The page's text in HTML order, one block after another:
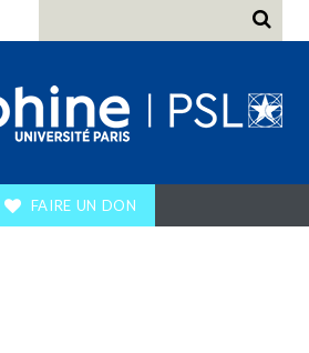
FAIRE UN DON